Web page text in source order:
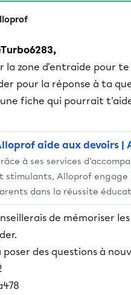
la zone d'entraide pour te
pour la réponse à ta
une fiche qui pourrait
aide aux devoirs |
à ses services
stimulants, Alloprof engage
dans la réussite
de mémoriser
poser des questions à